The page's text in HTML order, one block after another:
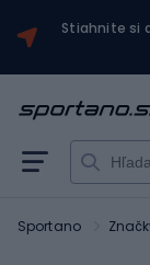
Stiahnite si
Sportano